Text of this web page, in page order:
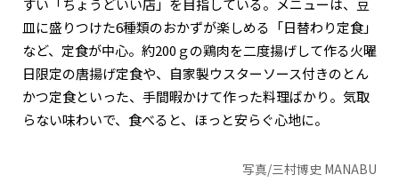
すい「ちょうどいい店」を目指している。メニューは、豆
皿に盛りつけた6種類のおかずが楽しめる「日替わり定食」
など、定食が中心。約200ｇの鶏肉を二度揚げして作る火曜
日限定の唐揚げ定食や、自家製ウスターソース付きのとん
かつ定食といった、手間暇かけて作った料理ばかり。気取
らない味わいで、食べると、ほっと安らぐ心地に。
写真/三村博史 MANABU